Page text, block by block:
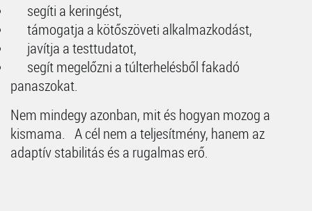
segíti a keringést,
támogatja a kötőszöveti alkalmazkodást,
javítja a testtudatot,
segít megelőzni a túlterhelésből fakadó
panaszokat.
Nem mindegy azonban, mit és hogyan mozog a
kismama. A cél nem a teljesítmény, hanem az
adaptív stabilitás és a rugalmas erő.